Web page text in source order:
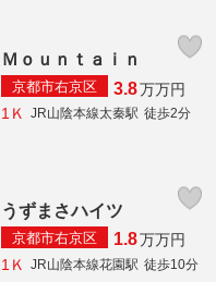
Ｍｏｕｎｔａｉｎ
京都市右京区 3.8万万円
1Ｋ
JR山陰本線太秦駅 徒歩2分
うずまさハイツ
京都市右京区 1.8万万円
1Ｋ
JR山陰本線花園駅 徒歩10分